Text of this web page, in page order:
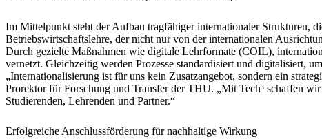
Im Mittelpunkt steht der Aufbau tragfähiger internationaler Strukturen,
Betriebswirtschaftslehre, der nicht nur von der internationalen
Durch gezielte Maßnahmen wie digitale Lehrformate (COIL),
vernetzt. Gleichzeitig werden Prozesse standardisiert und digitalisiert,
„Internationalisierung ist für uns kein Zusatzangebot, sondern ein
Prorektor für Forschung und Transfer der THU. „Mit Tech³ schaffen
Studierenden, Lehrenden und Partner.“
Erfolgreiche Anschlussförderung für nachhaltige Wirkung